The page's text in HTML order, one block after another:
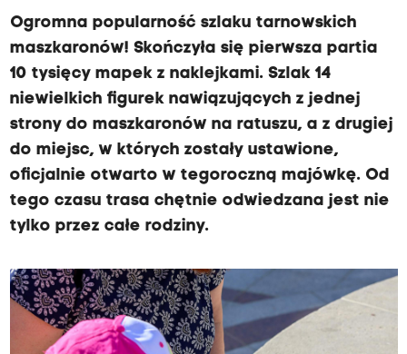
Ogromna popularność szlaku tarnowskich
maszkaronów! Skończyła się pierwsza partia
10 tysięcy mapek z naklejkami. Szlak 14
niewielkich figurek nawiązujących z jednej
strony do maszkaronów na ratuszu, a z drugiej
do miejsc, w których zostały ustawione,
oficjalnie otwarto w tegoroczną majówkę. Od
tego czasu trasa chętnie odwiedzana jest nie
tylko przez całe rodziny.